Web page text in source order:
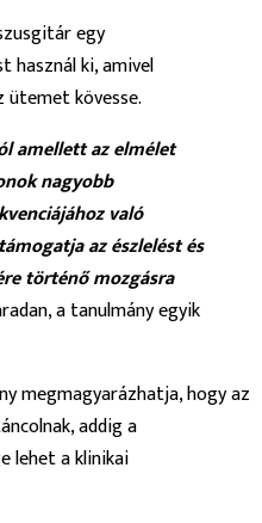
egy
használ ki, amivel
ütemet kövesse.
amellett az elmélet
nagyobb
való
az észlelést és
történő mozgásra
a tanulmány egyik
megmagyarázhatja, hogy az
addig a
lehet a klinikai